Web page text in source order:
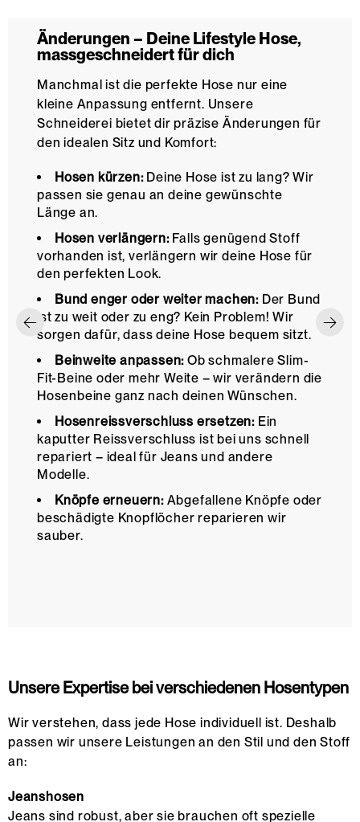
Änderungen – Deine Lifestyle Hose,
massgeschneidert für dich
Manchmal ist die perfekte Hose nur eine
kleine Anpassung entfernt. Unsere
Schneiderei bietet dir präzise Änderungen für
den idealen Sitz und Komfort:
Hosen kürzen:Deine Hose ist zu lang? Wir
passen sie genau an deine gewünschte
Länge an.
Hosen verlängern:Falls genügend Stoff
vorhanden ist, verlängern wir deine Hose für
den perfekten Look.
Bund enger oder weiter machen: Der Bund
ist zu weit oder zu eng? Kein Problem! Wir
sorgen dafür, dass deine Hose bequem sitzt.
Beinweite anpassen: Ob schmalere Slim-
Fit-Beine oder mehr Weite – wir verändern die
Hosenbeine ganz nach deinen Wünschen.
Hosenreissverschluss ersetzen: Ein
kaputter Reissverschluss ist bei uns schnell
repariert – ideal für Jeans und andere
Modelle.
Knöpfe erneuern:Abgefallene Knöpfe oder
beschädigte Knopflöcher reparieren wir
sauber.
Unsere Expertise bei verschiedenen Hosentypen
Wir verstehen, dass jede Hose individuell ist. Deshalb
passen wir unsere Leistungen an den Stil und den Stoff
an:
Jeanshosen
Jeans sind robust, aber sie brauchen oft spezielle